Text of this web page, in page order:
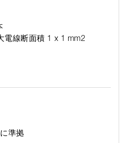
電線断面積 1 x 1 mm2
準拠